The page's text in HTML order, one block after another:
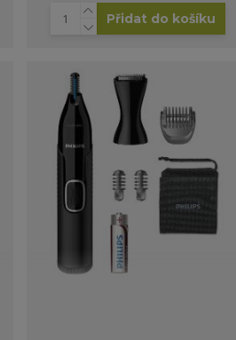
Přidat do košíku